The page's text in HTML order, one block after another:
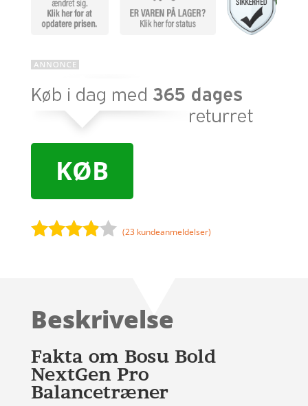
KØB
på
ømmels
er
(23 kundeanmeldelser)
Beskrivelse
Fakta om Bosu Bold
NextGen Pro
Balancetræner